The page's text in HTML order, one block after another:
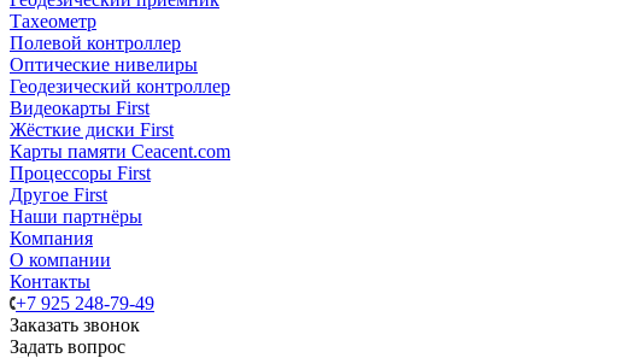
Тахеометр
Полевой контроллер
Оптические нивелиры
Геодезический контроллер
Видеокарты First
Жёсткие диски First
Карты памяти Ceacent.com
Процессоры First
Другое First
Наши партнёры
Компания
О компании
Контакты
+7 925 248-79-49
Заказать звонок
Задать вопрос